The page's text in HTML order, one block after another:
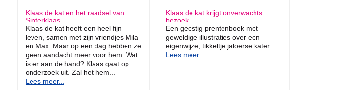
Klaas de kat en het raadsel van
Sinterklaas
Klaas de kat heeft een heel fijn
leven, samen met zijn vriendjes Mila
en Max. Maar op een dag hebben ze
geen aandacht meer voor hem. Wat
is er aan de hand? Klaas gaat op
onderzoek uit. Zal het hem...
Lees meer...
Klaas de kat krijgt onverwachts
bezoek
Een geestig prentenboek met
geweldige illustraties over een
eigenwijze, tikkeltje jaloerse kater.
Lees meer...